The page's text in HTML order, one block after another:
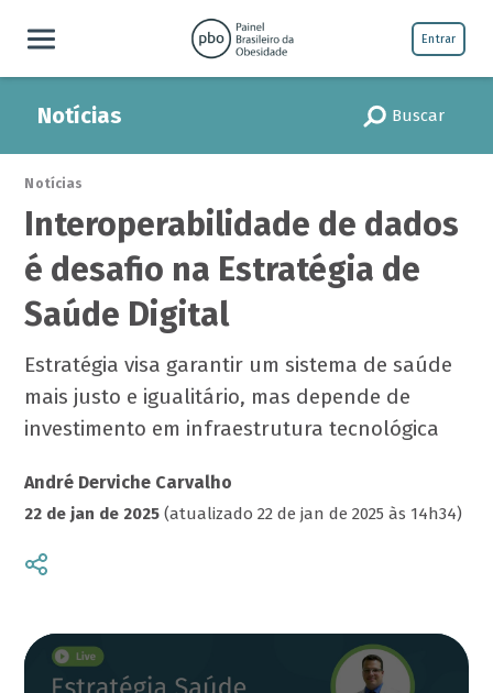
Entrar
Notícias Buscar
Notícias
Interoperabilidade de dados
é desafio na Estratégia de
Saúde Digital
Estratégia visa garantir um sistema de saúde
mais justo e igualitário, mas depende de
investimento em infraestrutura tecnológica
André Derviche Carvalho
22 de jan de 2025 (atualizado 22 de jan de 2025 às 14h34)